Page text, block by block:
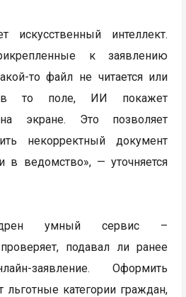
искусственный интеллект.
к заявлению
то файл не читается или
в то поле, ИИ покажет
экране. Это позволяет
некорректный документ
в ведомство», — уточняется
умный сервис –
подавал ли ранее
заявление. Оформить
категории граждан,